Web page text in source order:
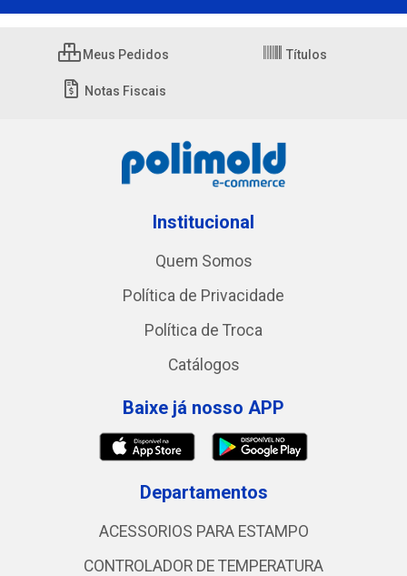
Meus Pedidos Títulos
Notas Fiscais
Institucional
Quem Somos
Política de Privacidade
Política de Troca
Catálogos
Baixe já nosso APP
Departamentos
ACESSORIOS PARA ESTAMPO
CONTROLADOR DE TEMPERATURA